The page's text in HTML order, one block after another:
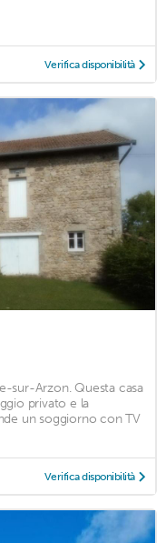
Verifica disponibilità
sur-Arzon. Questa casa
privato e la
un soggiorno con TV
Verifica disponibilità